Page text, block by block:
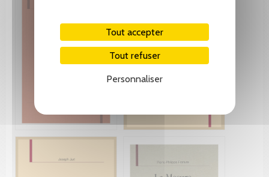
Tout accepter
Tout refuser
Personnaliser